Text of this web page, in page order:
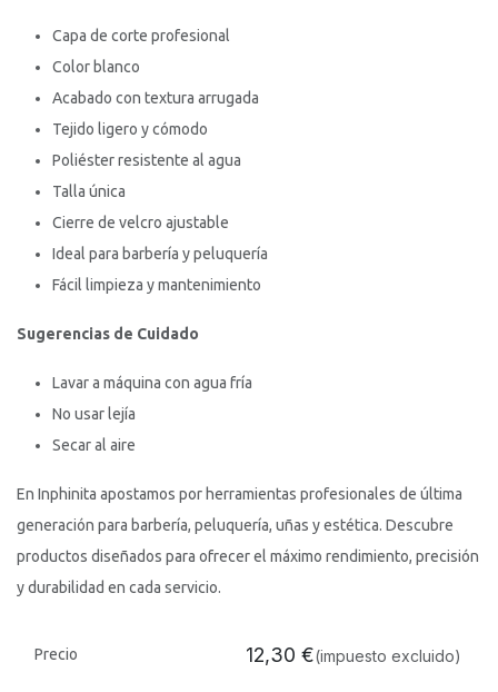
Capa de corte profesional
Color blanco
Acabado con textura arrugada
Tejido ligero y cómodo
Poliéster resistente al agua
Talla única
Cierre de velcro ajustable
Ideal para barbería y peluquería
Fácil limpieza y mantenimiento
Sugerencias de Cuidado
Lavar a máquina con agua fría
No usar lejía
Secar al aire
En Inphinita apostamos por herramientas profesionales de última
generación para barbería, peluquería, uñas y estética. Descubre
productos diseñados para ofrecer el máximo rendimiento, precisión
y durabilidad en cada servicio.
Precio 12,30 €(impuesto excluido)